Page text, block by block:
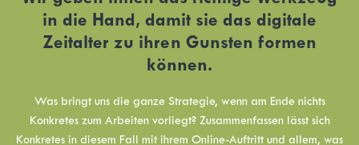
in die Hand, damit sie das digitale
Zeitalter zu ihren Gunsten formen
können.
Was bringt uns die ganze Strategie, wenn am Ende nichts
Konkretes zum Arbeiten vorliegt? Zusammenfassen lässt sich
Konkretes in diesem Fall mit ihrem Online-Auftritt und allem, was